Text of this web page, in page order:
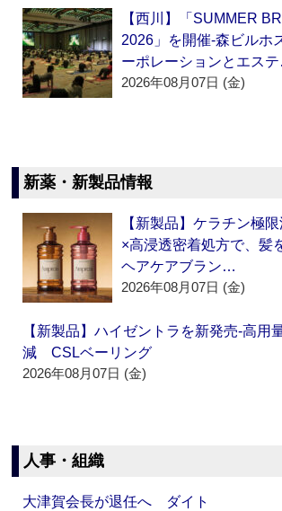
【西川】「SUMMER
2026」を開催‐森ビルホ
ーポレーションとエス
2026年08月07日 (金)
新薬・新製品情報
【新製品】ケラチン極
×高浸透密着処方で、髪
ヘアケアブラン…
2026年08月07日 (金)
【新製品】ハイゼントラを新発売‐高用
減 CSLベーリング
2026年08月07日 (金)
人事・組織
大津賀会長が退任へ ダイト